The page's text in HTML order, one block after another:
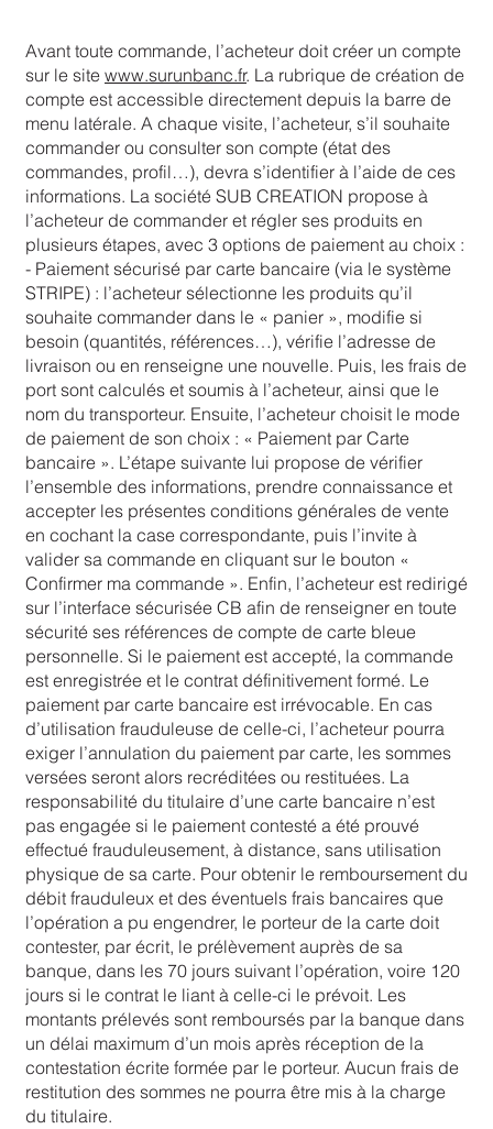
Avant toute commande, l’acheteur doit créer un compte
sur le site www.surunbanc.fr. La rubrique de création de
compte est accessible directement depuis la barre de
menu latérale. A chaque visite, l’acheteur, s’il souhaite
commander ou consulter son compte (état des
commandes, profil…), devra s’identifier à l’aide de ces
informations. La société SUB CREATION propose à
l’acheteur de commander et régler ses produits en
plusieurs étapes, avec 3 options de paiement au choix :
- Paiement sécurisé par carte bancaire (via le système
STRIPE) : l’acheteur sélectionne les produits qu’il
souhaite commander dans le « panier », modifie si
besoin (quantités, références…), vérifie l’adresse de
livraison ou en renseigne une nouvelle. Puis, les frais de
port sont calculés et soumis à l’acheteur, ainsi que le
nom du transporteur. Ensuite, l’acheteur choisit le mode
de paiement de son choix : « Paiement par Carte
bancaire ». L’étape suivante lui propose de vérifier
l’ensemble des informations, prendre connaissance et
accepter les présentes conditions générales de vente
en cochant la case correspondante, puis l’invite à
valider sa commande en cliquant sur le bouton «
Confirmer ma commande ». Enfin, l’acheteur est redirigé
sur l’interface sécurisée CB afin de renseigner en toute
sécurité ses références de compte de carte bleue
personnelle. Si le paiement est accepté, la commande
est enregistrée et le contrat définitivement formé. Le
paiement par carte bancaire est irrévocable. En cas
d’utilisation frauduleuse de celle-ci, l’acheteur pourra
exiger l’annulation du paiement par carte, les sommes
versées seront alors recréditées ou restituées. La
responsabilité du titulaire d’une carte bancaire n’est
pas engagée si le paiement contesté a été prouvé
effectué frauduleusement, à distance, sans utilisation
physique de sa carte. Pour obtenir le remboursement du
débit frauduleux et des éventuels frais bancaires que
l’opération a pu engendrer, le porteur de la carte doit
contester, par écrit, le prélèvement auprès de sa
banque, dans les 70 jours suivant l’opération, voire 120
jours si le contrat le liant à celle-ci le prévoit. Les
montants prélevés sont remboursés par la banque dans
un délai maximum d’un mois après réception de la
contestation écrite formée par le porteur. Aucun frais de
restitution des sommes ne pourra être mis à la charge
du titulaire.